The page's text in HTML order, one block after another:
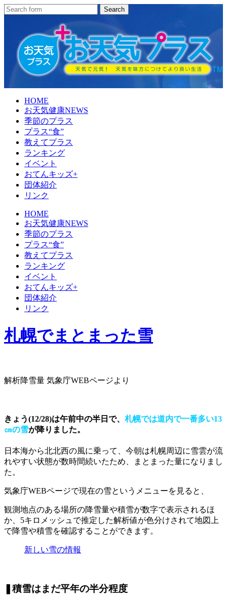
HOME
お天気健康NEWS
季節のプラス
プラス“食”
教えてプラス
ランキング
イベント
おてんキッズ+
団体紹介
リンク
HOME
お天気健康NEWS
季節のプラス
プラス“食”
教えてプラス
ランキング
イベント
おてんキッズ+
団体紹介
リンク
札幌でまとまった雪
解析降雪量 気象庁WEBページより
きょう(12/28)は午前中の半日で、 札幌では道内で一番多い13
㎝の雪が降りました。
日本海から北北西の風に乗って、今朝は札幌周辺に雪雲が流
れやすい状態が数時間続いたため、まとまった量になりまし
た。
気象庁WEBページで現在の雪というメニューを見ると、
観測地点のある場所の降雪量や積雪が数字で表示されるほ
か、5キロメッシュで推定した解析値が色分けされて地図上
で降雪や積雪を確認することができます。
新しい雪の情報
❚積雪はまだ平年の半分程度